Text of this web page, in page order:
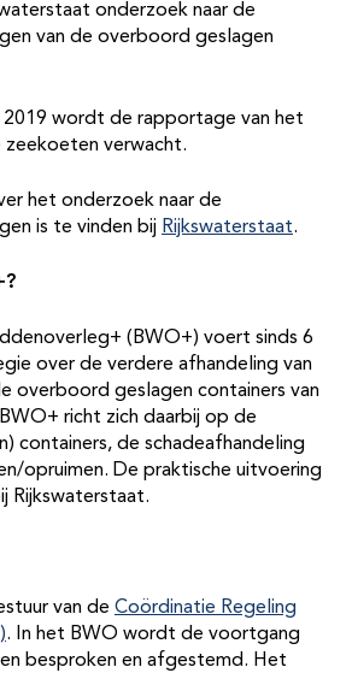
onderzoek naar de
van de overboord geslagen
2019 wordt de rapportage van het
zeekoeten verwacht.
het onderzoek naar de
is te vinden bij Rijkswaterstaat.
(BWO+) voert sinds 6
over de verdere afhandeling van
overboord geslagen containers van
richt zich daarbij op de
containers, de schadeafhandeling
opruimen. De praktische uitvoering
Rijkswaterstaat.
van de Coördinatie Regeling
. In het BWO wordt de voortgang
besproken en afgestemd. Het